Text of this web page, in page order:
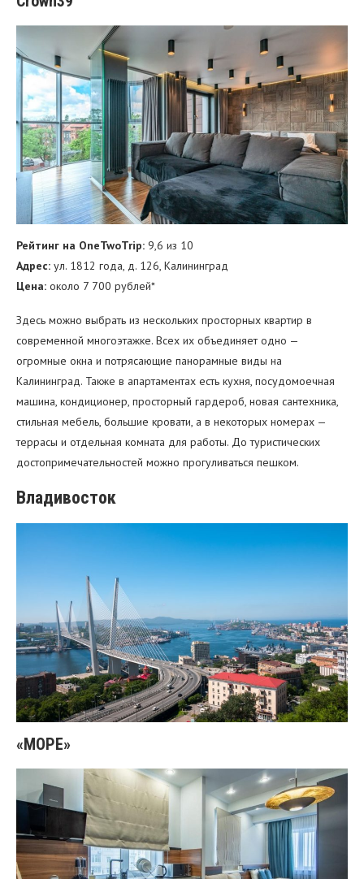
Рейтинг на OneTwoTrip: 9,6 из 10
Адрес: ул. 1812 года, д. 126, Калининград
Цена: около 7 700 рублей*
Здесь можно выбрать из нескольких просторных квартир в
современной многоэтажке. Всех их объединяет одно —
огромные окна и потрясающие панорамные виды на
Калининград. Также в апартаментах есть кухня, посудомоечная
машина, кондиционер, просторный гардероб, новая сантехника,
стильная мебель, большие кровати, а в некоторых номерах —
террасы и отдельная комната для работы. До туристических
достопримечательностей можно прогуливаться пешком.
Владивосток
«МОРЕ»